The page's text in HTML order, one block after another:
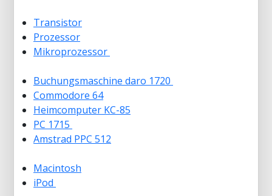
Transistor
Prozessor
Mikroprozessor
Buchungsmaschine daro 1720
Commodore 64
Heimcomputer KC-85
PC 1715
Amstrad PPC 512
Macintosh
iPod